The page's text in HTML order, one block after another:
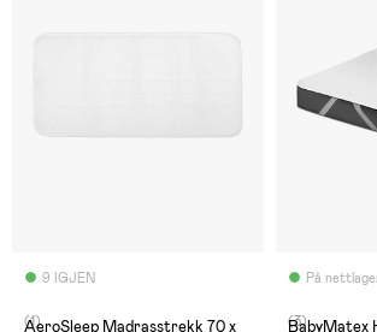
9 IGJEN
(1)
AeroSleep Madrasstrekk 70 x
På
(3)
BabyMatex